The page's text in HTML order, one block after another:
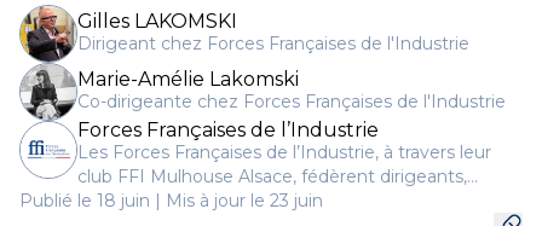
Gilles LAKOMSKI
Dirigeant chez Forces Françaises de l'Industrie
Marie-Amélie Lakomski
Co-dirigeante chez Forces Françaises de l'Industrie
Forces Françaises de l’Industrie
Les Forces Françaises de l’Industrie, à travers leur
club FFI Mulhouse Alsace, fédèrent dirigeants,
industriels, investisseurs et entrepreneurs engagés
Publié le 18 juin | Mis à jour le 23 juin